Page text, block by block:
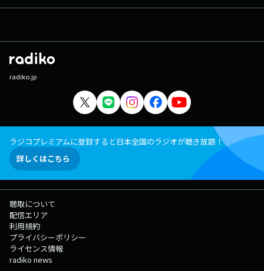
radiko.jp
ラジコプレミアムに登録すると日本全国のラジオが聴き放題！
詳しくはこちら
聴取について
配信エリア
利用規約
プライバシーポリシー
ライセンス情報
radiko news